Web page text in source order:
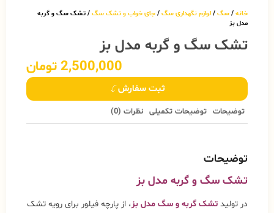
خانه / سگ / لوازم نگهداری سگ / جای خواب و تشک سگ / تشک سگ و گربه
مدل بز
تشک سگ و گربه مدل بز
2,500,000 تومان
ثبت سفارش
توضیحات توضیحات تکمیلی نظرات (0)
توضیحات
تشک سگ و گربه مدل بز
در تولید تشک گربه و سگ مدل بز، از پارچه فیلور برای رویه تشک